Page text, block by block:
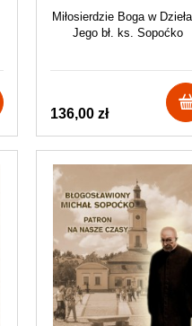
Miłosierdzie Boga w
Jego bł. ks. Sopoćko
136,00 zł